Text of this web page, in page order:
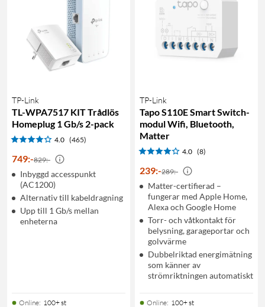
TP-Link
TL-WPA7517 KIT Trådlös
Homeplug 1 Gb/s 2-pack
4.0 (465)
749:-829:-
Inbyggd accesspunkt
(AC1200)
Alternativ till kabeldragning
Upp till 1 Gb/s mellan
enheterna
Online: 100+ st
TP-Link
Tapo S110E Smart Switch-
modul Wifi, Bluetooth,
Matter
4.0 (8)
239:-289:-
Matter-certifierad –
fungerar med Apple Home,
Alexa och Google Home
Torr- och våtkontakt för
belysning, garageportar och
golvvärme
Dubbelriktad energimätning
som känner av
strömriktningen automatiskt
Online: 100+ st